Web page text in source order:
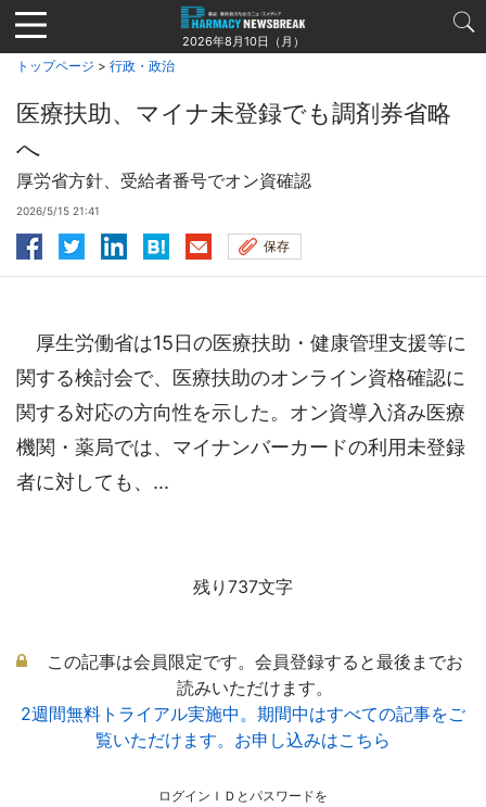
Jump
to
navigation
2026年8月10日（月）
トップページ > 行政・政治
医療扶助、マイナ未登録でも調剤券省略
へ
厚労省方針、受給者番号でオン資確認
2026/5/15 21:41
保存
厚生労働省は15日の医療扶助・健康管理支援等に
関する検討会で、医療扶助のオンライン資格確認に
関する対応の方向性を示した。オン資導入済み医療
機関・薬局では、マイナンバーカードの利用未登録
者に対しても、...
残り737文字
この記事は会員限定です。会員登録すると最後までお
読みいただけます。
2週間無料トライアル実施中。期間中はすべての記事をご
覧いただけます。お申し込みはこちら
ログインＩＤとパスワードを